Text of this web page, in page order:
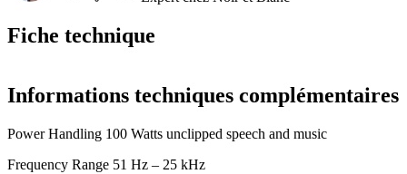
Fiche technique
Informations techniques complémentaires
Power Handling 100 Watts unclipped speech and music
Frequency Range 51 Hz – 25 kHz